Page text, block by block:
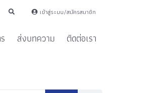
เข้าสู่ระบบ/สมัครสมาชิก
ส่งบทความ ติดต่อเรา